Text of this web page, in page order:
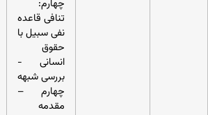
چهارم:
تنافی قاعده
نفی سبیل با
حقوق
انسانی -
بررسی شبهه
چهارم –
مقدمه